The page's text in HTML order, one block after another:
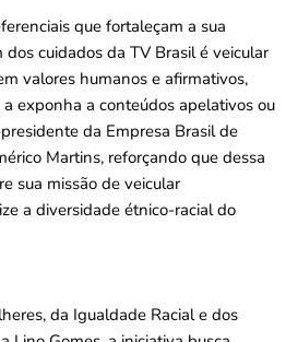
que fortaleçam a sua
dos cuidados da TV Brasil é veicular
valores humanos e afirmativos,
exponha a conteúdos apelativos ou
da Empresa Brasil de
Martins, reforçando que dessa
sua missão de veicular
a diversidade étnico-racial do
da Igualdade Racial e dos